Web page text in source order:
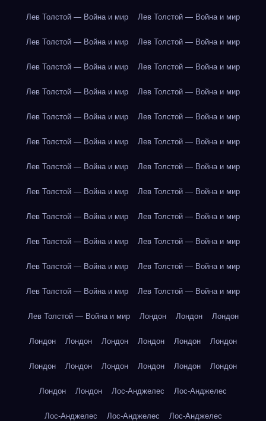
Лев Толстой — Война и мир Лев Толстой — Война и мир
Лев Толстой — Война и мир Лев Толстой — Война и мир
Лев Толстой — Война и мир Лев Толстой — Война и мир
Лев Толстой — Война и мир Лев Толстой — Война и мир
Лев Толстой — Война и мир Лев Толстой — Война и мир
Лев Толстой — Война и мир Лев Толстой — Война и мир
Лев Толстой — Война и мир Лев Толстой — Война и мир
Лев Толстой — Война и мир Лев Толстой — Война и мир
Лев Толстой — Война и мир Лев Толстой — Война и мир
Лев Толстой — Война и мир Лев Толстой — Война и мир
Лев Толстой — Война и мир Лев Толстой — Война и мир
Лев Толстой — Война и мир Лев Толстой — Война и мир
Лев Толстой — Война и мир Лондон Лондон Лондон
Лондон Лондон Лондон Лондон Лондон Лондон
Лондон Лондон Лондон Лондон Лондон Лондон
Лондон Лондон Лос-Анджелес Лос-Анджелес
Лос-Анджелес Лос-Анджелес Лос-Анджелес